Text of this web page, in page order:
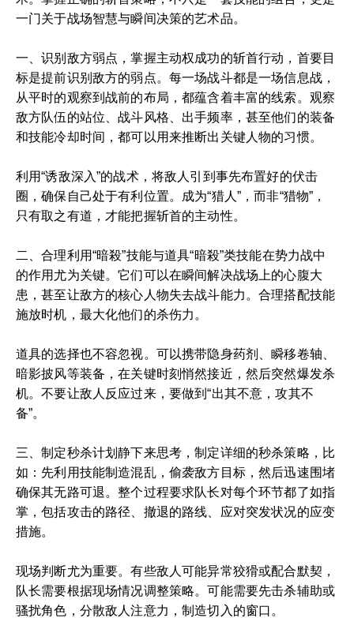
一门关于战场智慧与瞬间决策的艺术品。
一、识别敌方弱点，掌握主动权成功的斩首行动，首要目
标是提前识别敌方的弱点。每一场战斗都是一场信息战，
从平时的观察到战前的布局，都蕴含着丰富的线索。观察
敌方队伍的站位、战斗风格、出手频率，甚至他们的装备
和技能冷却时间，都可以用来推断出关键人物的习惯。
利用“诱敌深入”的战术，将敌人引到事先布置好的伏击
圈，确保自己处于有利位置。成为“猎人”，而非“猎物”，
只有取之有道，才能把握斩首的主动性。
二、合理利用“暗殺”技能与道具“暗殺”类技能在势力战中
的作用尤为关键。它们可以在瞬间解决战场上的心腹大
患，甚至让敌方的核心人物失去战斗能力。合理搭配技能
施放时机，最大化他们的杀伤力。
道具的选择也不容忽视。可以携带隐身药剂、瞬移卷轴、
暗影披风等装备，在关键时刻悄然接近，然后突然爆发杀
机。不要让敌人反应过来，要做到“出其不意，攻其不
备”。
三、制定秒杀计划静下来思考，制定详细的秒杀策略，比
如：先利用技能制造混乱，偷袭敌方目标，然后迅速围堵
确保其无路可退。整个过程要求队长对每个环节都了如指
掌，包括攻击的路径、撤退的路线、应对突发状况的应变
措施。
现场判断尤为重要。有些敌人可能异常狡猾或配合默契，
队长需要根据现场情况调整策略。可能需要先击杀辅助或
骚扰角色，分散敌人注意力，制造切入的窗口。